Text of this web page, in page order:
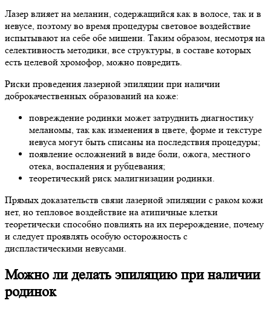
Лазер влияет на меланин, содержащийся как в волосе, так и в
невусе, поэтому во время процедуры световое воздействие
испытывают на себе обе мишени. Таким образом, несмотря на
селективность методики, все структуры, в составе которых
есть целевой хромофор, можно повредить.
Риски проведения лазерной эпиляции при наличии
доброкачественных образований на коже:
повреждение родинки может затруднить диагностику
меланомы, так как изменения в цвете, форме и текстуре
невуса могут быть списаны на последствия процедуры;
появление осложнений в виде боли, ожога, местного
отека, воспаления и рубцевания;
теоретический риск малигнизации родинки.
Прямых доказательств связи лазерной эпиляции с раком кожи
нет, но тепловое воздействие на атипичные клетки
теоретически способно повлиять на их перерождение, почему
и следует проявлять особую осторожность с
диспластическими невусами.
Можно ли делать эпиляцию при наличии
родинок